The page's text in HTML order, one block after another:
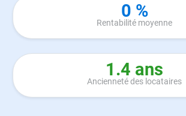
0 %
Rentabilité moyenne
1.4 ans
Ancienneté des locataires